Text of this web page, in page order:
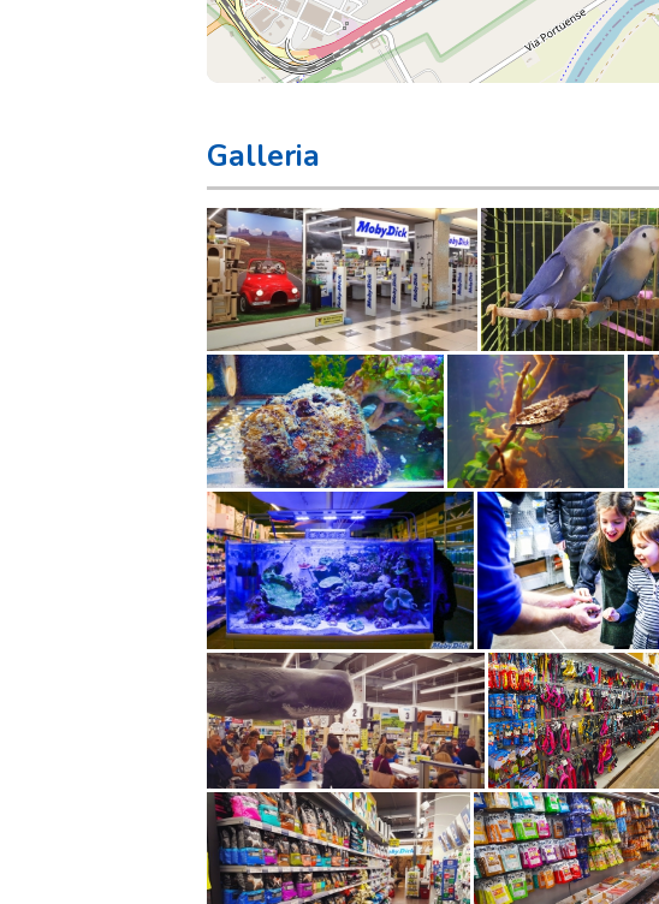
Galleria